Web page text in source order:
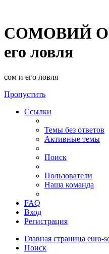
СОМОВИЙ
его ловля
сом и его ловля
Пропустить
Ссылки
Темы без ответов
Активные темы
Поиск
Пользователи
Наша команда
FAQ
Вход
Регистрация
Главная страница euro-
Поиск